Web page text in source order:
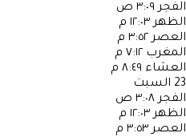
الفجر ٣:٠٩ ص
الظهر ١٢:٠٣ م
العصر ٣:٥٢ م
المغرب ٧:١٢ م
العشاء ٨:٤٩ م
23 السبت
الفجر ٣:٠٨ ص
الظهر ١٢:٠٣ م
العصر ٣:٥٣ م